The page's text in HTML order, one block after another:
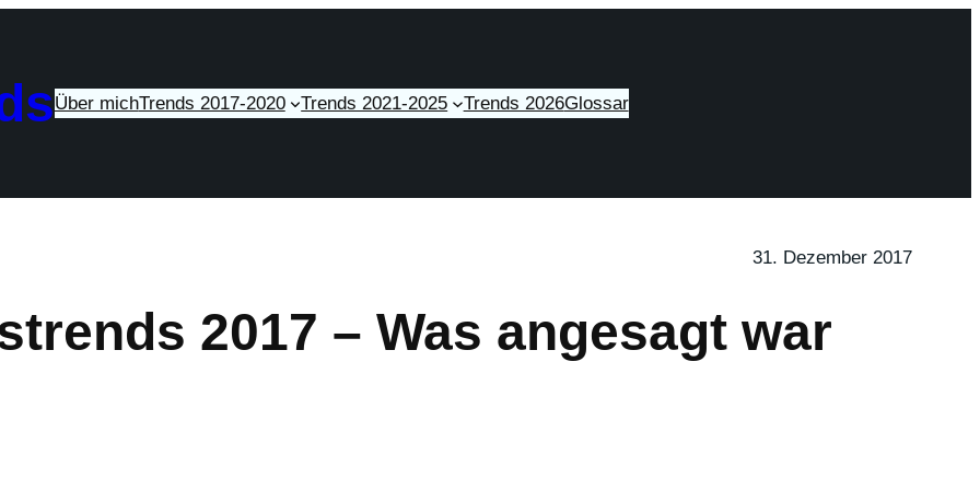
Über michTrends 2017-2020 Trends 2021-2025 Trends 2026Glossar
31. Dezember 2017
2017 – Was angesagt war